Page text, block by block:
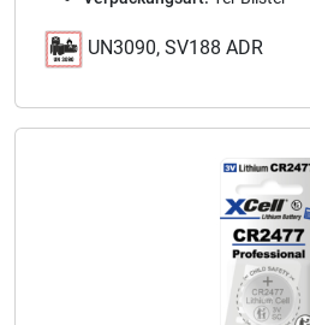
UN3090, SV188 ADR